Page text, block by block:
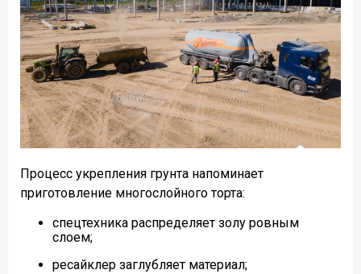
Процесс укрепления грунта напоминает
приготовление многослойного торта:
спецтехника распределяет золу ровным
слоем;
ресайклер заглубляет материал;